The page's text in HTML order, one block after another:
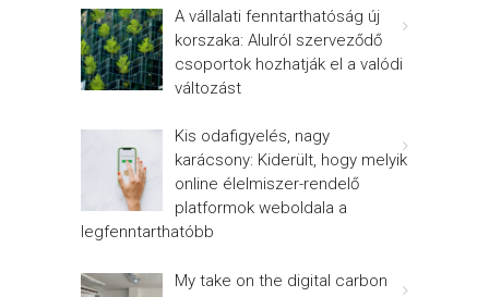
A vállalati fenntarthatóság új
korszaka: Alulról szerveződő
csoportok hozhatják el a valódi
változást
Kis odafigyelés, nagy
karácsony: Kiderült, hogy melyik
online élelmiszer-rendelő
platformok weboldala a
legfenntarthatóbb
My take on the digital carbon